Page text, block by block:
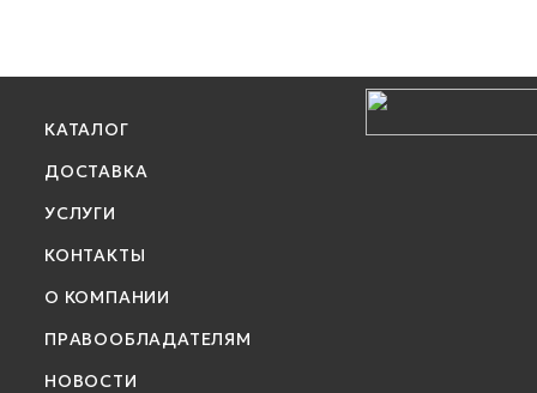
КАТАЛОГ
ДОСТАВКА
УСЛУГИ
КОНТАКТЫ
О КОМПАНИИ
ПРАВООБЛАДАТЕЛЯМ
НОВОСТИ